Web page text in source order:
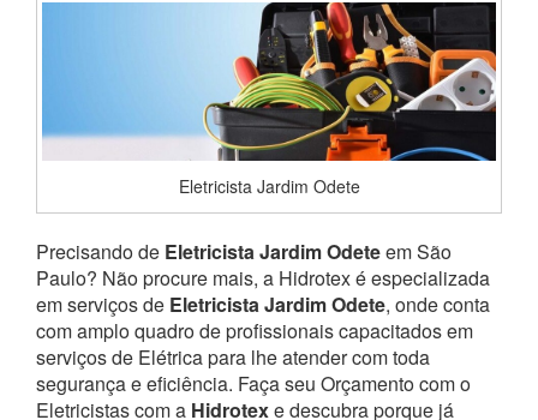
Eletricista Jardim Odete
Precisando de Eletricista Jardim Odeteem São
Paulo? Não procure mais, a Hidrotex é especializada
em serviços de Eletricista Jardim Odete, onde conta
com amplo quadro de profissionais capacitados em
serviços de Elétrica para lhe atender com toda
segurança e eficiência. Faça seu Orçamento com o
Eletricistas com a Hidrotexe descubra porque já